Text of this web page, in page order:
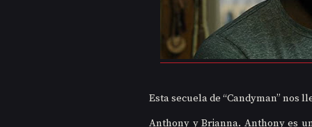
Esta secuela de “Candyman” nos
Anthony y Brianna. Anthony es